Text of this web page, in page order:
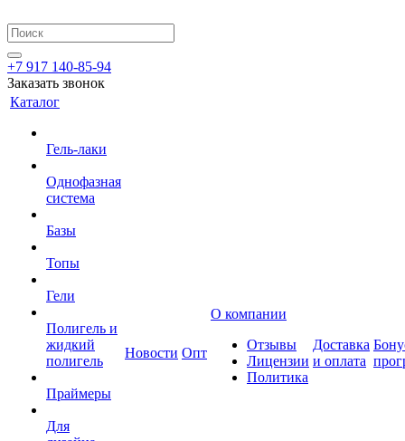
+7 917 140-85-94
Заказать звонок
Каталог
Гель-лаки
Однофазная
система
Базы
Топы
Гели
Полигель и
жидкий
полигель
Праймеры
Для
Новости Опт
О компании
Отзывы
Лицензии
Политика
Доставка
и оплата